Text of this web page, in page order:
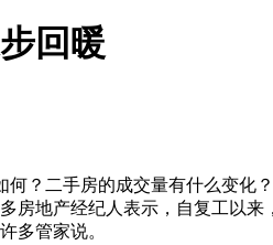
回暖
？二手房的成交量有什么变化
房地产经纪人表示，自复工以
多管家说。